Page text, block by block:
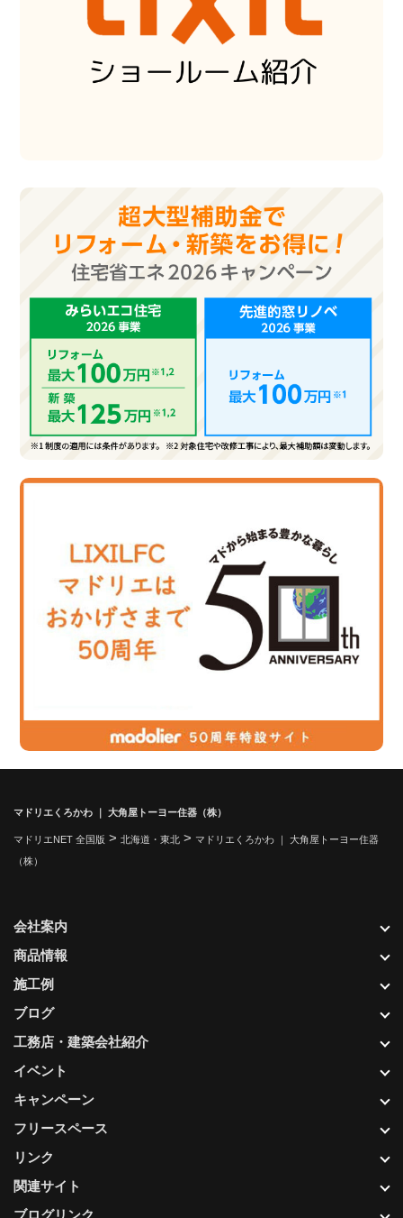
マドリエくろかわ ｜ 大角屋トーヨー住器（株）
マドリエNET 全国版 > 北海道・東北 > マドリエくろかわ ｜ 大角屋トーヨー住器
（株）
会社案内
商品情報
施工例
ブログ
工務店・建築会社紹介
イベント
キャンペーン
フリースペース
リンク
関連サイト
ブログリンク